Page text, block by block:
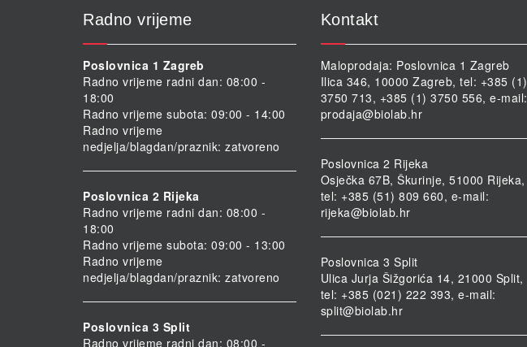
Radno vrijeme
Poslovnica 1 Zagreb
Radno vrijeme radni dan: 08:00 -
18:00
Radno vrijeme subota: 09:00 - 14:00
Radno vrijeme
nedjelja/blagdan/praznik: zatvoreno
Poslovnica 2 Rijeka
Radno vrijeme radni dan: 08:00 -
18:00
Radno vrijeme subota: 09:00 - 13:00
Radno vrijeme
nedjelja/blagdan/praznik: zatvoreno
Poslovnica 3 Split
Radno vrijeme radni dan: 08:00 -
Kontakt
Maloprodaja: Poslovnica 1 Zagreb
Ilica 346, 10000 Zagreb, tel: +385 (1)
3750 713, +385 (1) 3750 556, e-mail:
prodaja@biolab.hr
Poslovnica 2 Rijeka
Osječka 67B, Škurinje, 51000 Rijeka,
tel: +385 (51) 809 660, e-mail:
rijeka@biolab.hr
Poslovnica 3 Split
Ulica Jurja Šižgorića 14, 21000 Split,
tel: +385 (021) 222 393, e-mail:
split@biolab.hr